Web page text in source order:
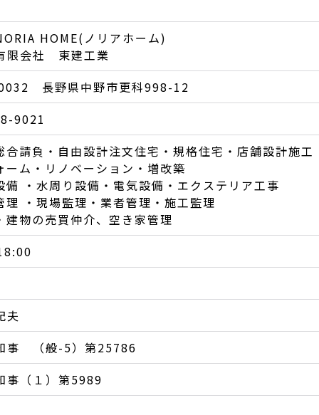
HOME(ノリアホーム)
限会社 東建工業
長野県中野市更科998-12
9021
合請負・自由設計注文住宅・規格住宅・店舗設計施工
ーム・リノベーション・増改築
備 ・水周り設備・電気設備・エクステリア工事
理 ・現場監理・業者管理・施工監理
建物の売買仲介、空き家管理
夫
事 （般-5）第25786
事（１）第5989